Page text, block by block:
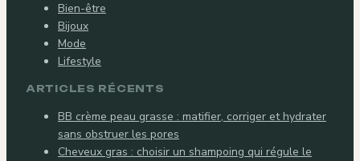
Bien-être
Bijoux
Mode
Lifestyle
ARTICLES RÉCENTS
BB crème peau grasse : matifier, corriger et hydrater
sans obstruer les pores
Cheveux gras : choisir un shampoing qui régule le